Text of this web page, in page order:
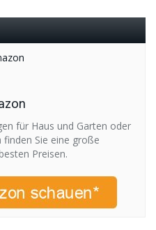
für Haus und Garten oder
Sie eine große
Preisen.